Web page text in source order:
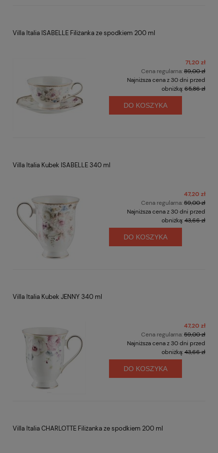
Villa Italia ISABELLE Filiżanka ze spodkiem 200 ml
71,20 zł
Cena regularna:89,00 zł
Najniższa cena z 30 dni przed
obniżką:65,86 zł
DO KOSZYKA
Villa Italia Kubek ISABELLE 340 ml
47,20 zł
Cena regularna:59,00 zł
Najniższa cena z 30 dni przed
obniżką:43,66 zł
DO KOSZYKA
Villa Italia Kubek JENNY 340 ml
47,20 zł
Cena regularna:59,00 zł
Najniższa cena z 30 dni przed
obniżką:43,66 zł
DO KOSZYKA
Villa Italia CHARLOTTE Filiżanka ze spodkiem 200 ml